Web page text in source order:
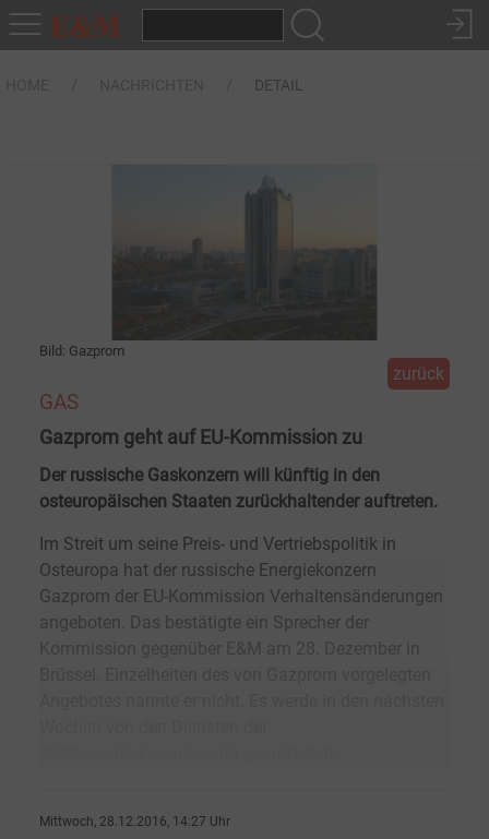
DETAIL
Bild: Gazprom
zurück
GAS
Gazprom geht auf EU-Kommission zu
Der russische Gaskonzern will künftig in den
osteuropäischen Staaten zurückhaltender auftreten.
Im Streit um seine Preis- und Vertriebspolitik in
Osteuropa hat der russische Energiekonzern
Gazprom der EU-Kommission Verhaltensänderungen
angeboten. Das bestätigte ein Sprecher der
Kommission gegenüber E&M am 28. Dezember in
Mittwoch, 28.12.2016, 14:27 Uhr